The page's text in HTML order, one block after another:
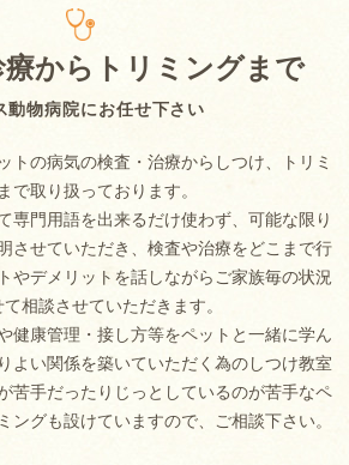
動物病院にお任せ下さい
からトリミングまで
トの病気の検査・治療からしつけ、トリミ
で取り扱っております。
専門用語を出来るだけ使わず、可能な限り
させていただき、検査や治療をどこまで行
やデメリットを話しながらご家族毎の状況
相談させていただきます。
健康管理・接し方等をペットと一緒に学ん
よい関係を築いていただく為のしつけ教室
苦手だったりじっとしているのが苦手なペ
ングも設けていますので、ご相談下さい。